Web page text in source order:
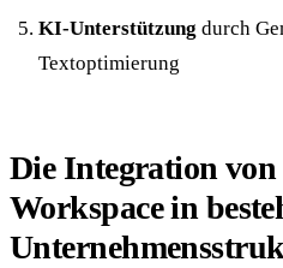
KI-Unterstützung durch
Textoptimierung
Die Integration von
Workspace in